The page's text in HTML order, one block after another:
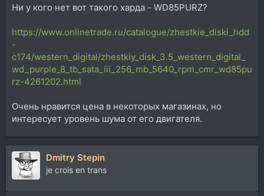
Ни у кого нет вот такого харда - WD85PURZ?
https://www.onlinetrade.ru/catalogue/zhestkie_diski_hdd
-
c174/western_digital/zhestkiy_disk_3.5_western_digital_
wd_purple_8_tb_sata_iii_256_mb_5640_rpm_cmr_wd85pu
rz-4261202.html
Очень нравится цена в некоторых магазинах, но
интересует уровень шума от его двигателя.
Dmitry Stepin
je crois en trans